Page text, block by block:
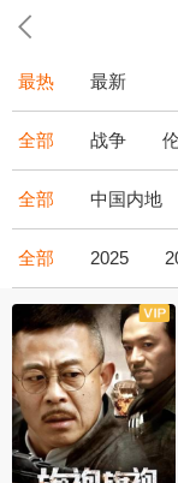
最热 最新
全部 战争
全部 中国内地
全部 2025
全43集